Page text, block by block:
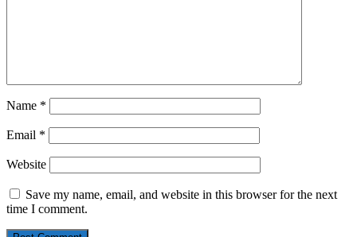
Name *
Email *
Website
Save my name, email, and website in this browser for the next
time I comment.